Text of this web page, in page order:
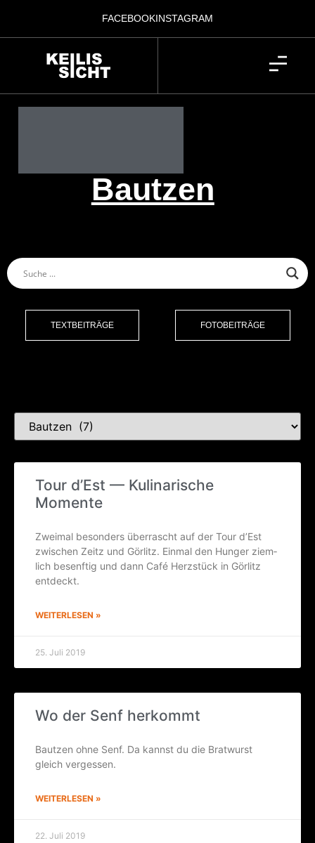
FACEBOOKINSTAGRAM
Bautzen
TEXTBEITRÄGE FOTOBEITRÄGE
Tour d’Est — Kuli­na­ri­sche
Momente
Zwei­mal beson­ders über­rascht auf der Tour d’Est
zwi­schen Zeitz und Gör­litz. Ein­mal den Hun­ger ziem­
lich besenf­tig und dann Café Herz­stück in Gör­litz
entdeckt.
WEITERLESEN »
25. Juli 2019
Wo der Senf herkommt
Baut­zen ohne Senf. Da kannst du die Brat­wurst
gleich vergessen.
WEITERLESEN »
22. Juli 2019